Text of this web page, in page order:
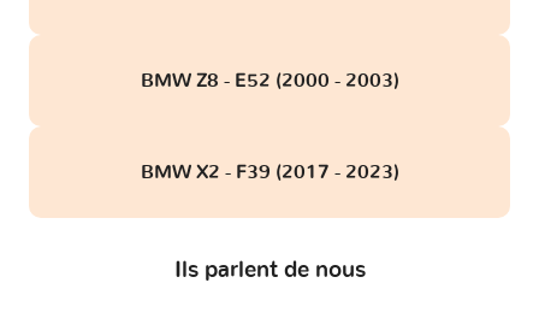
BMW Z8 - E52 (2000 - 2003)
BMW X2 - F39 (2017 - 2023)
Ils parlent de nous